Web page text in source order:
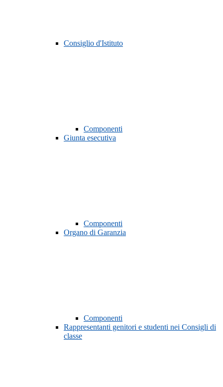
Consiglio d'Istituto
Componenti
Giunta esecutiva
Componenti
Organo di Garanzia
Componenti
Rappresentanti genitori e studenti nei Consigli di
classe